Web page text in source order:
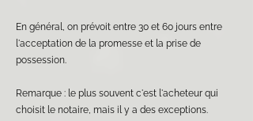
En général, on prévoit entre 30 et 60 jours entre
l'acceptation de la promesse et la prise de
possession.
Remarque : le plus souvent c'est l'acheteur qui
choisit le notaire, mais il y a des exceptions.